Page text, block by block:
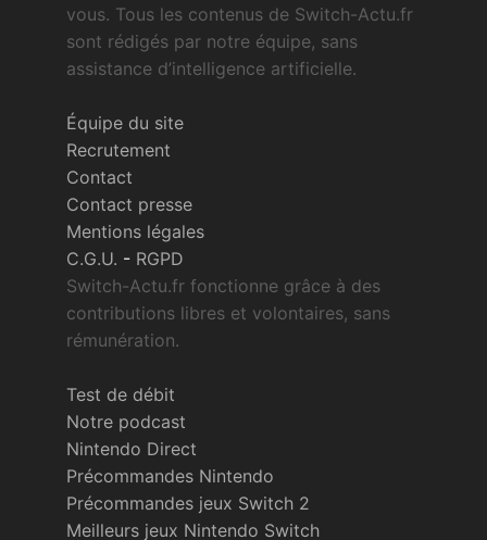
vous. Tous les contenus de Switch-Actu.fr
sont rédigés par notre équipe, sans
assistance d’intelligence artificielle.
Équipe du site
Recrutement
Contact
Contact presse
Mentions légales
C.G.U. - RGPD
Switch-Actu.fr fonctionne grâce à des
contributions libres et volontaires, sans
rémunération.
Test de débit
Notre podcast
Nintendo Direct
Précommandes Nintendo
Précommandes jeux Switch 2
Meilleurs jeux Nintendo Switch